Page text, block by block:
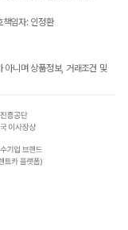
임자: 인정환
아니며 상품정보, 거래조건 및